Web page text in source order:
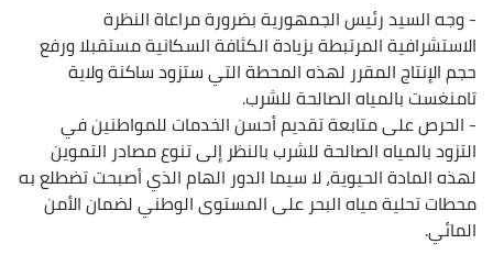
- وجه السيد رئيس الجمهورية بضرورة مراعاة النظرة
الاستشرافية المرتبطة بزيادة الكثافة السكانية مستقبلا ورفع
حجم الإنتاج المقرر لهذه المحطة التي ستزود ساكنة ولاية
تامنغست بالمياه الصالحة للشرب.
- الحرص على متابعة تقديم أحسن الخدمات للمواطنين في
التزود بالمياه الصالحة للشرب بالنظر إلى تنوع مصادر التموين
لهذه المادة الحيوية، لا سيما الدور الهام الذي أصبحت تضطلع به
محطات تحلية مياه البحر على المستوى الوطني لضمان الأمن
المائي.